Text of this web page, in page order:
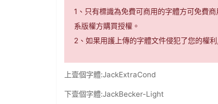
1、只有標識為免費可商用的字體方可免費
系版權方購買授權。
2、如果用護上傳的字體文件侵犯了您的權
上壹個字體:JackExtraCond
下壹個字體:JackBecker-Light